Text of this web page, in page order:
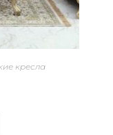
кресла